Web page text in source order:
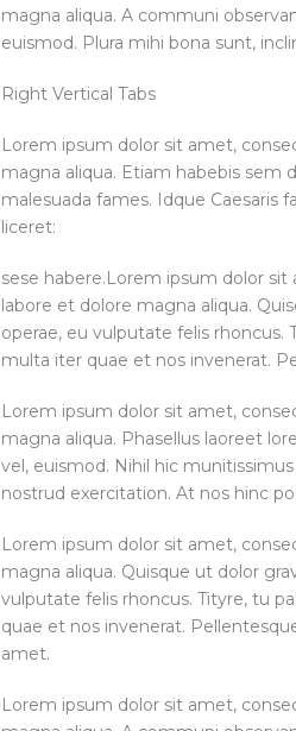
magna aliqua. A communi
euismod. Plura mihi bona sunt,
Right Vertical Tabs
Lorem ipsum dolor sit amet,
magna aliqua. Etiam habebis sem
malesuada fames. Idque Caesaris
liceret:
sese habere.Lorem ipsum dolor
labore et dolore magna aliqua.
operae, eu vulputate felis
multa iter quae et nos invenerat.
Lorem ipsum dolor sit amet,
magna aliqua. Phasellus laoreet
vel, euismod. Nihil hic
nostrud exercitation. At nos hinc
Lorem ipsum dolor sit amet,
magna aliqua. Quisque ut dolor
vulputate felis rhoncus. Tityre, tu
quae et nos invenerat.
amet.
Lorem ipsum dolor sit amet,